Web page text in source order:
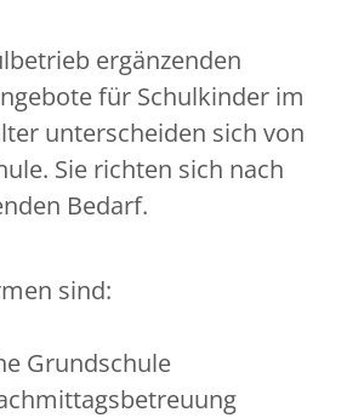
ergänzenden
für Schulkinder im
unterscheiden sich von
Sie richten sich nach
Bedarf.
sind:
Grundschule